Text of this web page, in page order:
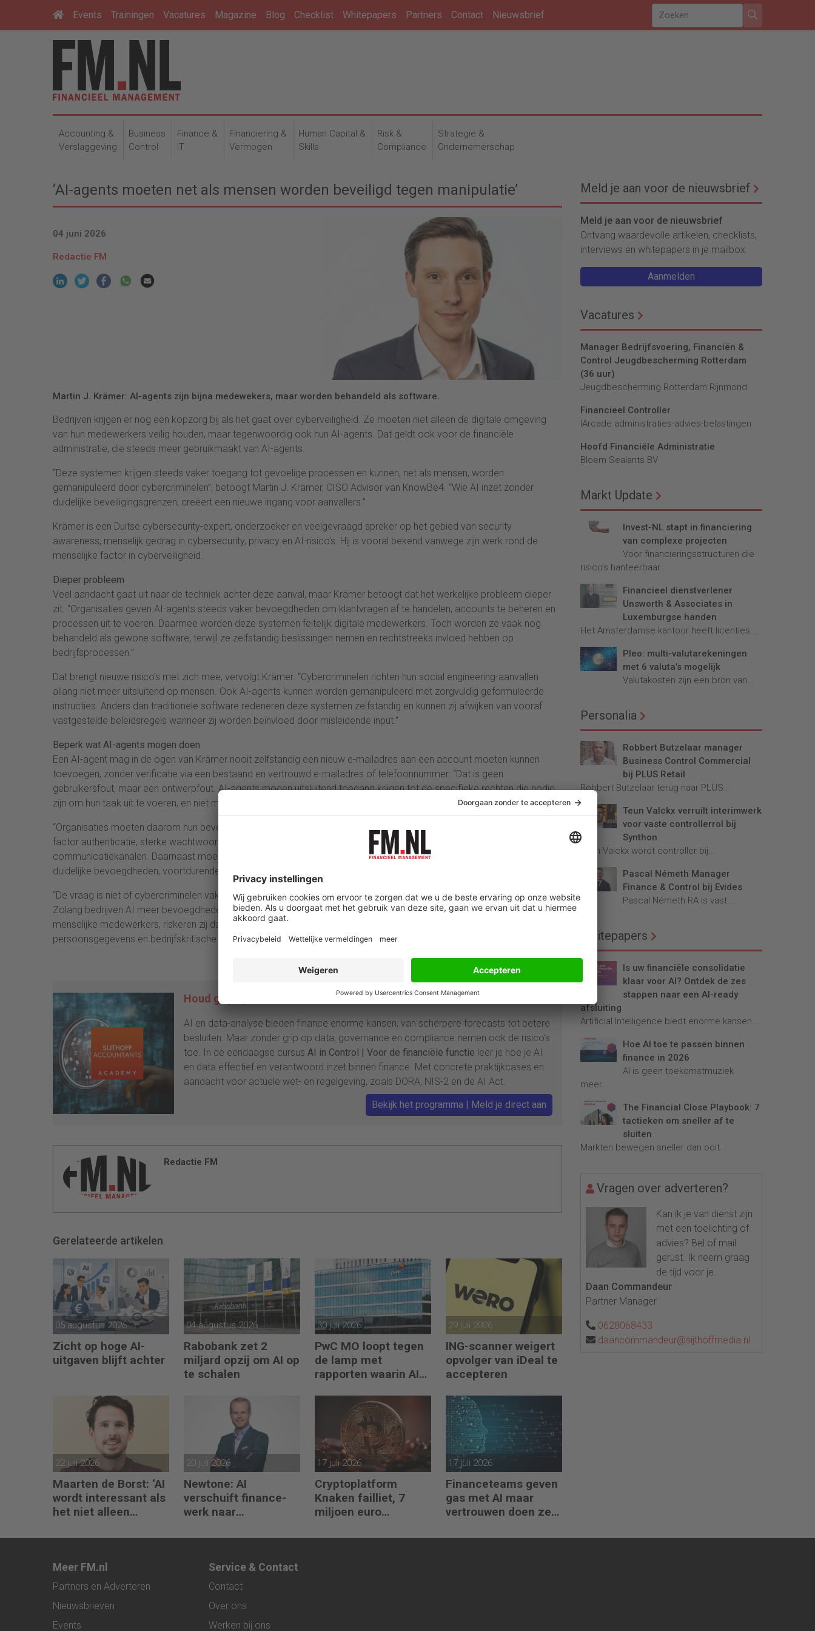
Events Trainingen Vacatures Magazine Blog Checklist Whitepapers Partners Contact Nieuwsbrief
Accounting &
Verslaggeving
Business
Control
Finance &
IT
Financiering &
Vermogen
Human Capital &
Skills
Risk &
Compliance
Strategie &
Ondernemerschap
‘AI-agents moeten net als mensen worden beveiligd tegen manipulatie’
04 juni 2026
Redactie FM
Martin J. Krämer: AI-agents zijn bijna medewekers, maar worden behandeld als software.
Bedrijven krijgen er nog een kopzorg bij als het gaat over cyberveiligheid. Ze moeten niet alleen de digitale omgeving
van hun medewerkers veilig houden, maar tegenwoordig ook hun AI-agents. Dat geldt ook voor de financiële
administratie, die steeds meer gebruikmaakt van AI-agents.
“Deze systemen krijgen steeds vaker toegang tot gevoelige processen en kunnen, net als mensen, worden
gemanipuleerd door cybercriminelen”, betoogt Martin J. Krämer, CISO Advisor van KnowBe4. “Wie AI inzet zonder
duidelijke beveiligingsgrenzen, creëert een nieuwe ingang voor aanvallers.”
Krämer is een Duitse cybersecurity-expert, onderzoeker en veelgevraagd spreker op het gebied van security
awareness, menselijk gedrag in cybersecurity, privacy en AI-risico’s. Hij is vooral bekend vanwege zijn werk rond de
menselijke factor in cyberveiligheid.
Dieper probleem
Veel aandacht gaat uit naar de techniek achter deze aanval, maar Krämer betoogt dat het werkelijke probleem dieper
zit. “Organisaties geven AI-agents steeds vaker bevoegdheden om klantvragen af te handelen, accounts te beheren en
processen uit te voeren. Daarmee worden deze systemen feitelijk digitale medewerkers. Toch worden ze vaak nog
behandeld als gewone software, terwijl ze zelfstandig beslissingen nemen en rechtstreeks invloed hebben op
bedrijfsprocessen.”
Dat brengt nieuwe risico’s met zich mee, vervolgt Krämer. “Cybercriminelen richten hun social engineering-aanvallen
allang niet meer uitsluitend op mensen. Ook AI-agents kunnen worden gemanipuleerd met zorgvuldig geformuleerde
instructies. Anders dan traditionele software redeneren deze systemen zelfstandig en kunnen zij afwijken van vooraf
vastgestelde beleidsregels wanneer zij worden beïnvloed door misleidende input.”
Beperk wat AI-agents mogen doen
Een AI-agent mag in de ogen van Krämer nooit zelfstandig een nieuw e-mailadres aan een account moeten kunnen
toevoegen, zonder verificatie via een bestaand en vertrouwd e-mailadres of telefoonnummer. “Dat is geen
gebruikersfout, maar een ontwerpfout. AI-agents mogen uitsluitend toegang krijgen tot de specifieke rechten die nodig
zijn om hun taak uit te voeren, en niet meer dan dat.”
“Organisaties moeten daarom hun beveiligingsstrategie aanpassen aan deze nieuwe werkelijkheid. Dat begint met multi-
factor authenticatie, sterke wachtwoordhygiëne en continue training over social engineering via alle
communicatiekanalen. Daarnaast moeten AI-agents dezelfde beveiligingscontroles krijgen als menselijke medewerkers:
duidelijke bevoegdheden, voortdurende monitoring en strikte toegangsrechten.”
“De vraag is niet of cybercriminelen vaker AI-agents gaan manipuleren, maar of organisaties daarop zijn voorbereid.
Zolang bedrijven AI meer bevoegdheden geven zonder dezelfde controle, monitoring en beveiliging toe te passen als bij
menselijke medewerkers, riskeren zij dat een gemanipuleerde AI-agent toegang verleent tot gevoelige accounts,
persoonsgegevens en bedrijfskritische processen.”
Houd grip op betrouwbare data en AI in finance
AI en data-analyse bieden finance enorme kansen, van scherpere forecasts tot betere
besluiten. Maar zonder grip op data, governance en compliance nemen ook de risico’s
toe. In de eendaagse cursus AI in Control | Voor de financiële functie leer je hoe je AI
en data effectief en verantwoord inzet binnen finance. Met concrete praktijkcases en
aandacht voor actuele wet- en regelgeving, zoals DORA, NIS-2 en de AI Act.
Bekijk het programma | Meld je direct aan
Redactie FM
Gerelateerde artikelen
05 augustus 2026
Zicht op hoge AI-
uitgaven blijft achter
04 augustus 2026
Rabobank zet 2
miljard opzij om AI op
te schalen
30 juli 2026
PwC MO loopt tegen
de lamp met
rapporten waarin AI
29 juli 2026
ING-scanner weigert
opvolger van iDeal te
accepteren
22 juli 2026
Maarten de Borst: ‘AI
wordt interessant als
het niet alleen
bouwt’
20 juli 2026
Newtone: AI
verschuift finance-
werk naar
advies
17 juli 2026
Cryptoplatform
Knaken failliet, 7
miljoen euro
17 juli 2026
Financeteams geven
gas met AI maar
vertrouwen doen ze
Meld je aan voor de nieuwsbrief
Meld je aan voor de nieuwsbrief
Ontvang waardevolle artikelen, checklists,
interviews en whitepapers in je mailbox.
Aanmelden
Vacatures
Manager Bedrijfsvoering, Financiën &
Control Jeugdbescherming Rotterdam
(36 uur)
Jeugdbescherming Rotterdam Rijnmond
Financieel Controller
lArcade administraties-advies-belastingen
Hoofd Financiële Administratie
Bloem Sealants BV
Markt Update
Invest-NL stapt in financiering
van complexe projecten
Voor financieringsstructuren die
risico’s hanteerbaar...
Financieel dienstverlener
Unsworth & Associates in
Luxemburgse handen
Het Amsterdamse kantoor heeft licenties...
Pleo: multi-valutarekeningen
met 6 valuta’s mogelijk
Valutakosten zijn een bron van...
Personalia
Robbert Butzelaar manager
Business Control Commercial
bij PLUS Retail
Robbert Butzelaar terug naar PLUS...
Teun Valckx verruilt interimwerk
voor vaste controllerrol bij
Synthon
Teun Valckx wordt controller bij...
Pascal Németh Manager
Finance & Control bij Evides
Pascal Németh RA is vast...
Whitepapers
Is uw financiële consolidatie
klaar voor AI? Ontdek de zes
stappen naar een AI-ready
afsluiting
Artificial Intelligence biedt enorme kansen...
Hoe AI toe te passen binnen
finance in 2026
AI is geen toekomstmuziek
meer...
The Financial Close Playbook: 7
tactieken om sneller af te
sluiten
Markten bewegen sneller dan ooit....
Vragen over adverteren?
Kan ik je van dienst zijn
met een toelichting of
advies? Bel of mail
gerust. Ik neem graag
de tijd voor je.
Daan Commandeur
Partner Manager
0628068433
daancommandeur@sijthoffmedia.nl
Meer FM.nl
Partners en Adverteren
Nieuwsbrieven
Events
Service & Contact
Contact
Over ons
Werken bij ons